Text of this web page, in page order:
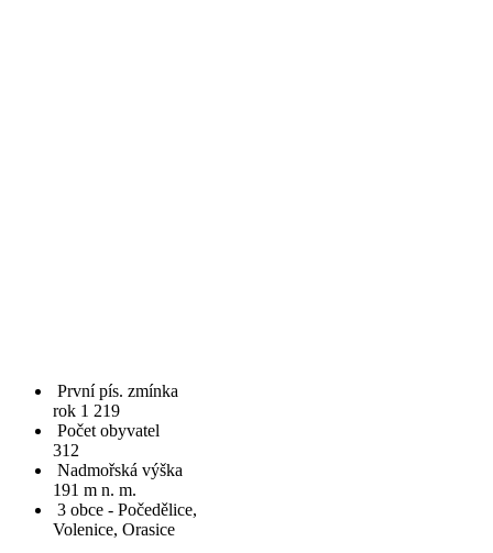
První pís. zmínka
rok 1 219
Počet obyvatel
312
Nadmořská výška
191 m n. m.
3 obce - Počedělice,
Volenice, Orasice